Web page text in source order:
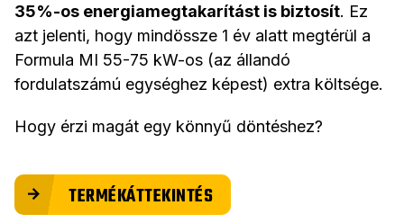
35%-os energiamegtakarítást is biztosít. Ez
azt jelenti, hogy mindössze 1 év alatt megtérül a
Formula MI 55-75 kW-os (az állandó
fordulatszámú egységhez képest) extra költsége.
Hogy érzi magát egy könnyű döntéshez?
TERMÉKÁTTEKINTÉS